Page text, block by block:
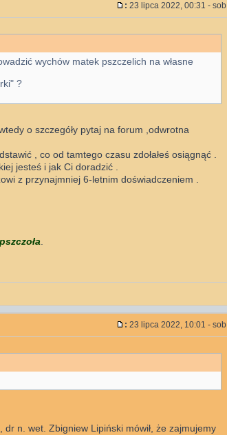
: 23 lipca 2022, 00:31 - sob
wychów matek pszczelich na własne
?
o szczegóły pytaj na forum ,odwrotna
, co od tamtego czasu zdołałeś osiągnąć .
jesteś i jak Ci doradzić .
z przynajmniej 6-letnim doświadczeniem .
: 23 lipca 2022, 10:01 - sob
n. wet. Zbigniew Lipiński mówił, że zajmujemy